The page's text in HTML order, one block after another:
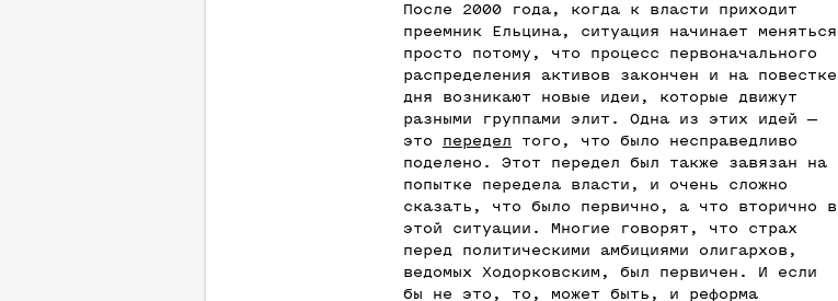
После 2000 года, когда к власти приходит
преемник Ельцина, ситуация начинает меняться
просто потому, что процесс первоначального
распределения активов закончен и на повестке
дня возникают новые идеи, которые движут
разными группами элит. Одна из этих идей —
это передел того, что было несправедливо
поделено. Этот передел был также завязан на
попытке передела власти, и очень сложно
сказать, что было первично, а что вторично в
этой ситуации. Многие говорят, что страх
перед политическими амбициями олигархов,
ведомых Ходорковским, был первичен. И если
бы не это, то, может быть, и реформа